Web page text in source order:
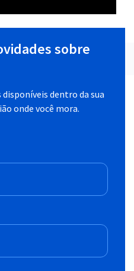
sobre
dentro da sua
onde você mora.